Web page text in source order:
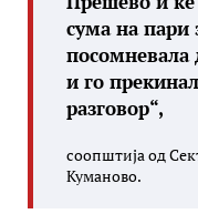
сума на пари
посомневала
и го
разговор“,
соопштија од
Куманово.